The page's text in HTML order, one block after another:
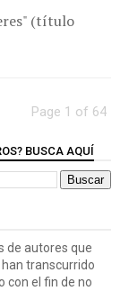
(título
Page 1 of 64
BUSCA AQUÍ
de autores que
han transcurrido
con el fin de no